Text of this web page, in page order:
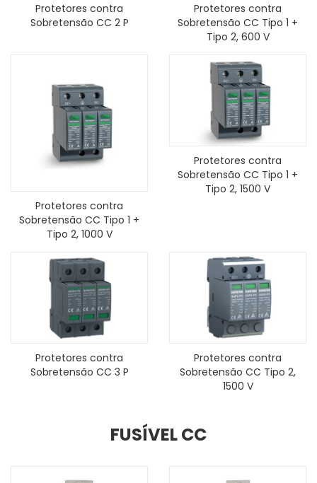
Protetores contra
Sobretensão CC 2 P
Protetores contra
Sobretensão CC Tipo 1 +
Tipo 2, 600 V
Protetores contra
Sobretensão CC Tipo 1 +
Tipo 2, 1000 V
Protetores contra
Sobretensão CC Tipo 1 +
Tipo 2, 1500 V
Protetores contra
Sobretensão CC 3 P
Protetores contra
Sobretensão CC Tipo 2,
1500 V
FUSÍVEL CC